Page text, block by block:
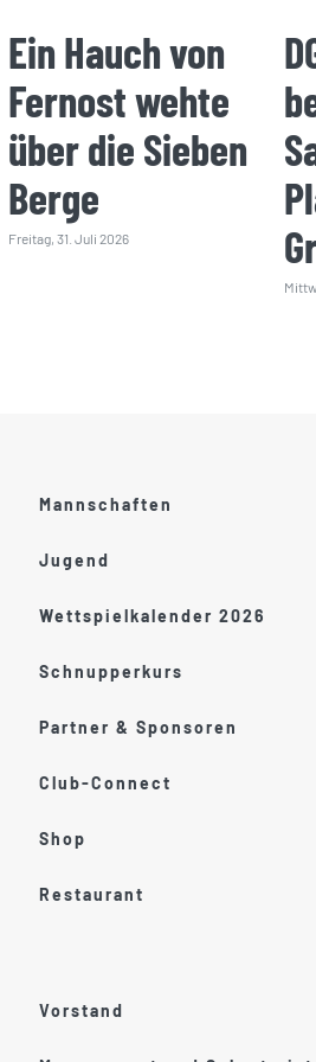
Ein Hauch von
Fernost wehte
über die Sieben
Berge
Freitag, 31. Juli 2026
Mannschaften
Jugend
Wettspielkalender 2026
Schnupperkurs
Partner & Sponsoren
Club-Connect
Shop
Restaurant
Vorstand